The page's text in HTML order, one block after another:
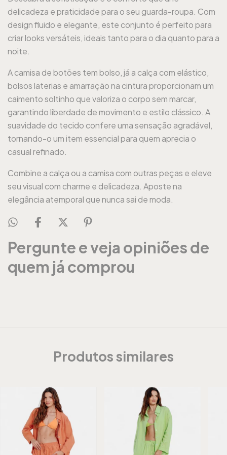
delicadeza e praticidade para o seu guarda-roupa. Com
design fluido e elegante, este conjunto é perfeito para
criar looks versáteis, ideais tanto para o dia quanto para a
noite.
A camisa de botões tem bolso, já a calça com elástico,
bolsos laterias e amarração na cintura proporcionam um
caimento soltinho que valoriza o corpo sem marcar,
garantindo liberdade de movimento e estilo clássico. A
suavidade do tecido confere uma sensação agradável,
tornando-o um item essencial para quem aprecia o
casual refinado.
Combine a calça ou a camisa com outras peças e eleve
seu visual com charme e delicadeza. Aposte na
elegância atemporal que nunca sai de moda.
Pergunte e veja opiniões de
quem já comprou
Produtos similares